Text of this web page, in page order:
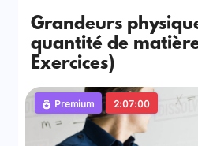
Grandeurs
quantité de
Exercices)
Premium 2:07:00